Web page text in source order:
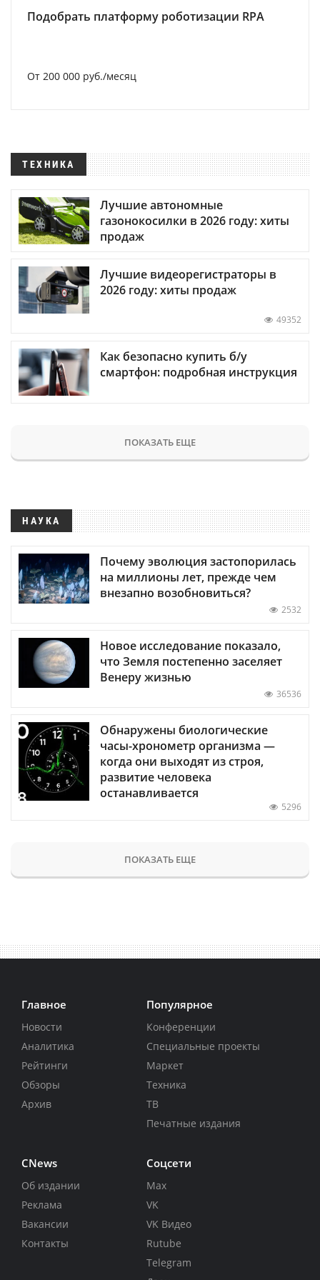
Подобрать платформу роботизации RPA
От 200 000 руб./месяц
ТЕХНИКА
Лучшие автономные
газонокосилки в 2026 году: хиты
продаж
Лучшие видеорегистраторы в
2026 году: хиты продаж
49352
Как безопасно купить б/у
смартфон: подробная инструкция
ПОКАЗАТЬ ЕЩЕ
НАУКА
Почему эволюция застопорилась
на миллионы лет, прежде чем
внезапно возобновиться?
2532
Новое исследование показало,
что Земля постепенно заселяет
Венеру жизнью
36536
Обнаружены биологические
часы-хронометр организма —
когда они выходят из строя,
развитие человека
останавливается
5296
ПОКАЗАТЬ ЕЩЕ
Главное
Новости
Аналитика
Рейтинги
Обзоры
Архив
Популярное
Конференции
Специальные проекты
Маркет
Техника
ТВ
Печатные издания
CNews
Об издании
Реклама
Вакансии
Контакты
Соцсети
Max
VK
VK Видео
Rutube
Telegram